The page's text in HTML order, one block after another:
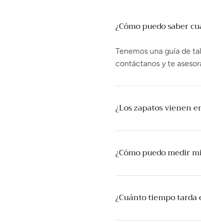
¿Cómo puedo saber
Tenemos una guía de
contáctanos y te
¿Los zapatos vienen
¿Cómo puedo medir
¿Cuánto tiempo tarda